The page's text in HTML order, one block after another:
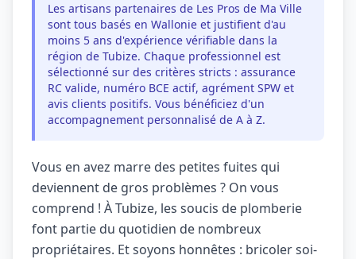
Les artisans partenaires de Les Pros de Ma Ville
sont tous basés en Wallonie et justifient d'au
moins 5 ans d'expérience vérifiable dans la
région de Tubize. Chaque professionnel est
sélectionné sur des critères stricts : assurance
RC valide, numéro BCE actif, agrément SPW et
avis clients positifs. Vous bénéficiez d'un
accompagnement personnalisé de A à Z.
Vous en avez marre des petites fuites qui
deviennent de gros problèmes ? On vous
comprend ! À Tubize, les soucis de plomberie
font partie du quotidien de nombreux
propriétaires. Et soyons honnêtes : bricoler soi-